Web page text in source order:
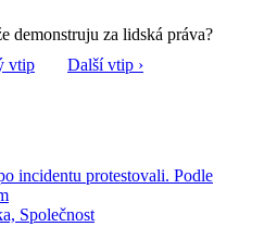
demonstruju za lidská práva?
vtip Další vtip ›
incidentu protestovali. Podle
Společnost